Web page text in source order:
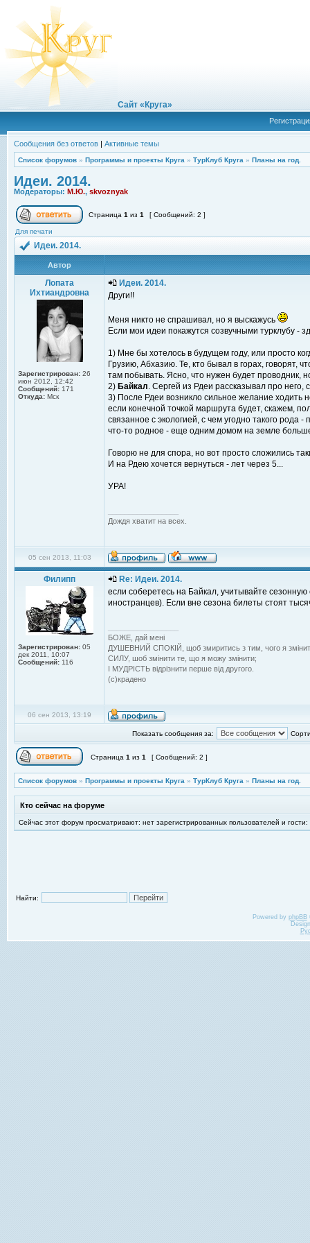
Сайт «Круга»
Сообщения без ответов | Активные темы
Список форумов » Программы и проекты Круга » ТурКлуб Круга » Планы на год.
Идеи. 2014.
Модераторы: М.Ю., skvoznyak
Страница 1 из 1 [ Сообщений: 2 ]
Для печати
Идеи. 2014.
Автор
Лопата
Ихтиандровна
Зарегистрирован: 26
июн 2012, 12:42
Сообщений: 171
Откуда: Мск
Идеи. 2014.
Други!!
Меня никто не спрашивал, но я выскажусь
Если мои идеи покажутся созвучными турклубу -
1) Мне бы хотелось в будущем году, или просто
Грузию, Абхазию. Те, кто бывал в горах, говорят,
там побывать. Ясно, что нужен будет проводник,
2) Байкал. Сергей из Рдеи рассказывал про него,
3) После Рдеи возникло сильное желание ходить
если конечной точкой маршрута будет, скажем,
связанное с экологией, с чем угодно такого
что-то родное - еще одним домом на земле
Говорю не для спора, но вот просто сложились
И на Рдею хочется вернуться - лет через 5...
УРА!
Дождя хватит на всех.
05 сен 2013, 11:03
Филипп
Зарегистрирован: 05
дек 2011, 10:07
Сообщений: 116
Re: Идеи. 2014.
если соберетесь на Байкал, учитывайте
иностранцев). Если вне сезона билеты стоят
БОЖЕ, дай менi
ДУШЕВНИЙ СПОКIЙ, щоб змиритись з тим, чого я
СИЛУ, шоб змiнити те, що я можу змiнити;
I МУДРIСТЬ вiдрiзнити перше вiд другого.
(с)крадено
06 сен 2013, 13:19
Показать сообщения за:
Страница 1 из 1 [ Сообщений: 2 ]
Список форумов » Программы и проекты Круга » ТурКлуб Круга » Планы на год.
Кто сейчас на форуме
Сейчас этот форум просматривают: нет зарегистрированных пользователей и гости:
Найти:
Powered by phpBB